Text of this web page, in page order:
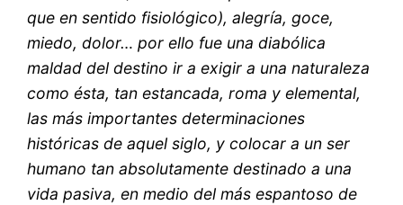
que en sentido fisiológico), alegría, goce,
miedo, dolor… por ello fue una diabólica
maldad del destino ir a exigir a una naturaleza
como ésta, tan estancada, roma y elemental,
las más importantes determinaciones
históricas de aquel siglo, y colocar a un ser
humano tan absolutamente destinado a una
vida pasiva, en medio del más espantoso de